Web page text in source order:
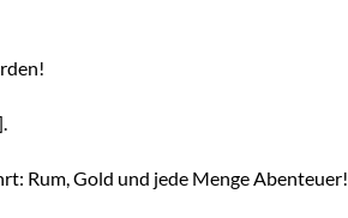
Rum, Gold und jede Menge Abenteuer!